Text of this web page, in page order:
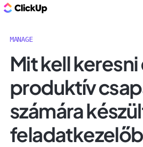
MANAGE
Mit kell
produktív
számára